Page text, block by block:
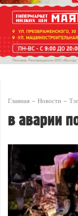
Главная Новости
в аварии